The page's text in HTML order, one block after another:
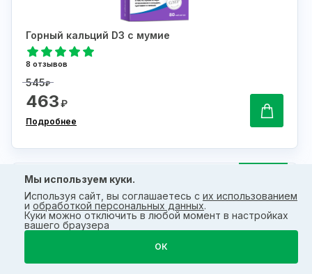
Горный кальций D3 с мумие
8 отзывов
545₽
463₽
Подробнее
Мы используем куки.
Используя сайт, вы соглашаетесь с их использованием
и обработкой персональных данных.
Куки можно отключить в любой момент в настройках
вашего браузера
ОК